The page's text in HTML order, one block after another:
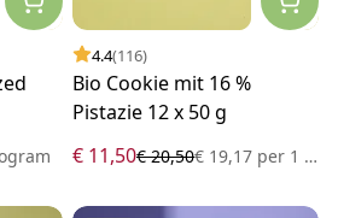
4.4(116)
Bio Cookie mit 16 %
Pistazie 12 x 50 g
€ 11,50€ 20,50€ 19,17 per 1 kilogram